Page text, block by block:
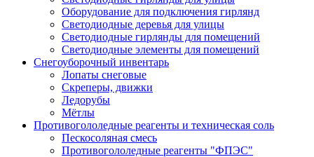
Оборудование для подключения гирлянд
Светодиодные деревья для улицы
Светодиодные гирлянды для помещений
Светодиодные элементы для помещений
Снегоуборочный инвентарь
Лопаты снеговые
Скреперы, движки
Ледорубы
Мётлы
Противогололедные реагенты и техническая соль
Пескосоляная смесь
Противогололедные реагенты "ФПЭС"